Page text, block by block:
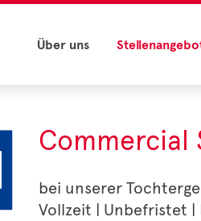
Über uns
Commercial
bei unserer
Vollzeit | Unbefristet |